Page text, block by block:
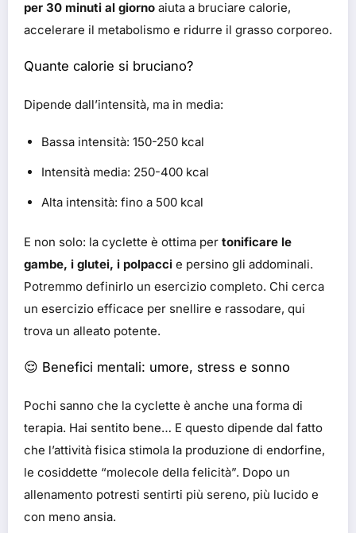
per 30 minuti al giorno aiuta a bruciare calorie,
accelerare il metabolismo e ridurre il grasso corporeo.
Quante calorie si bruciano?
Dipende dall’intensità, ma in media:
Bassa intensità: 150-250 kcal
Intensità media: 250-400 kcal
Alta intensità: fino a 500 kcal
E non solo: la cyclette è ottima per tonificare le
gambe, i glutei, i polpacci e persino gli addominali.
Potremmo definirlo un esercizio completo. Chi cerca
un esercizio efficace per snellire e rassodare, qui
trova un alleato potente.
😌 Benefici mentali: umore, stress e sonno
Pochi sanno che la cyclette è anche una forma di
terapia. Hai sentito bene… E questo dipende dal fatto
che l’attività fisica stimola la produzione di endorfine,
le cosiddette “molecole della felicità”. Dopo un
allenamento potresti sentirti più sereno, più lucido e
con meno ansia.